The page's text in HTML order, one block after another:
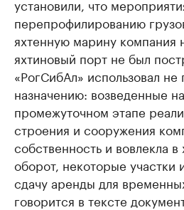
установили, что
перепрофилированию
яхтенную марину компания
яхтиновый порт не был
«РогСибАл» использовал
назначению: возведенные
промежуточном этапе
строения и сооружения
собственность и вовлекла
оборот, некоторые участки
сдачу аренды для
говорится в тексте